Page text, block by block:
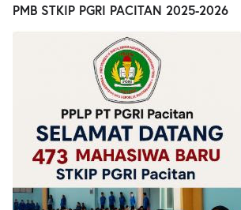
PMB STKIP PGRI PACITAN 2025-2026